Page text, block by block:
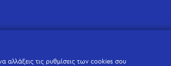
αλλάξεις τις ρυθμίσεις των cookies σου